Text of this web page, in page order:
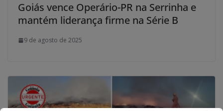
Goiás vence Operário-PR na Serrinha e
mantém liderança firme na Série B
9 de agosto de 2025